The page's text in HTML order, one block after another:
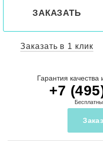
ЗАКАЗАТЬ
Заказать в 1 клик
Гарантия качества
+7